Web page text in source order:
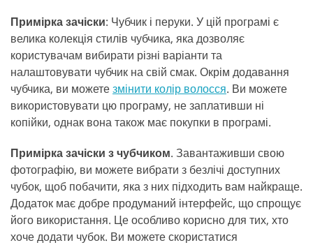
Примірка зачіски: Чубчик і перуки. У цій програмі є
велика колекція стилів чубчика, яка дозволяє
користувачам вибирати різні варіанти та
налаштовувати чубчик на свій смак. Окрім додавання
чубчика, ви можетезмінити колір волосся. Ви можете
використовувати цю програму, не заплативши ні
копійки, однак вона також має покупки в програмі.
Примірка зачіски з чубчиком. Завантаживши свою
фотографію, ви можете вибрати з безлічі доступних
чубок, щоб побачити, яка з них підходить вам найкраще.
Додаток має добре продуманий інтерфейс, що спрощує
його використання. Це особливо корисно для тих, хто
хоче додати чубок. Ви можете скористатися